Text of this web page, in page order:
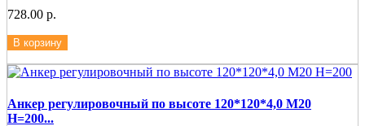
728.00 р.
В корзину
Анкер регулировочный по высоте 120*120*4,0 М20
Н=200...